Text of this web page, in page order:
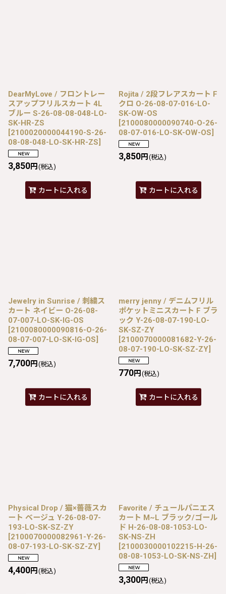
DearMyLove / フロントレー
スアップフリルスカート 4L
ブルー S-26-08-08-048-LO-
SK-HR-ZS
[2100020000044190-S-26-
08-08-048-LO-SK-HR-ZS]
3,850円 (税込)
カートに入れる
Rojita / 2段フレアスカート F
クロ O-26-08-07-016-LO-
SK-OW-OS
[2100080000090740-O-26-
08-07-016-LO-SK-OW-OS]
3,850円 (税込)
カートに入れる
Jewelry in Sunrise / 刺繍ス
カート ネイビー O-26-08-
07-007-LO-SK-IG-OS
[2100080000090816-O-26-
08-07-007-LO-SK-IG-OS]
7,700円 (税込)
カートに入れる
merry jenny / デニムフリル
ポケットミニスカート F ブラ
ック Y-26-08-07-190-LO-
SK-SZ-ZY
[2100070000081682-Y-26-
08-07-190-LO-SK-SZ-ZY]
770円 (税込)
カートに入れる
Physical Drop / 猫×薔薇スカ
ート ベージュ Y-26-08-07-
193-LO-SK-SZ-ZY
[2100070000082961-Y-26-
08-07-193-LO-SK-SZ-ZY]
4,400円 (税込)
Favorite / チュールパニエス
カート M~L ブラック/ゴール
ド H-26-08-08-1053-LO-
SK-NS-ZH
[2100030000102215-H-26-
08-08-1053-LO-SK-NS-ZH]
3,300円 (税込)